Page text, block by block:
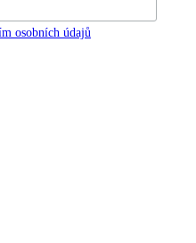
osobních údajů